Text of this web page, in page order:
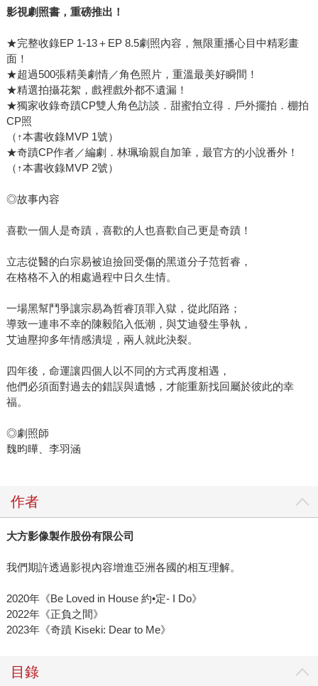
影視劇照書，重磅推出！
★完整收錄EP 1-13＋EP 8.5劇照內容，無限重播心目中精彩畫
面！
★超過500張精美劇情／角色照片，重溫最美好瞬間！
★精選拍攝花絮，戲裡戲外都不遺漏！
★獨家收錄奇蹟CP雙人角色訪談．甜蜜拍立得．戶外擺拍．棚拍
CP照
（↑本書收錄MVP 1號）
★奇蹟CP作者／編劇．林珮瑜親自加筆，最官方的小說番外！
（↑本書收錄MVP 2號）
◎故事內容
喜歡一個人是奇蹟，喜歡的人也喜歡自己更是奇蹟！
立志從醫的白宗易被迫撿回受傷的黑道分子范哲睿，
在格格不入的相處過程中日久生情。
一場黑幫鬥爭讓宗易為哲睿頂罪入獄，從此陌路；
導致一連串不幸的陳毅陷入低潮，與艾迪發生爭執，
艾迪壓抑多年情感潰堤，兩人就此決裂。
四年後，命運讓四個人以不同的方式再度相遇，
他們必須面對過去的錯誤與遺憾，才能重新找回屬於彼此的幸
福。
◎劇照師
魏昀曄、李羽涵
作者
大方影像製作股份有限公司
我們期許透過影視內容增進亞洲各國的相互理解。
2020年《Be Loved in House 約•定- I Do》
2022年《正負之間》
2023年《奇蹟 Kiseki: Dear to Me》
目錄